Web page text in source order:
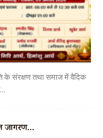
के संरक्षण तथा समाज में वैदिक
जागरण...